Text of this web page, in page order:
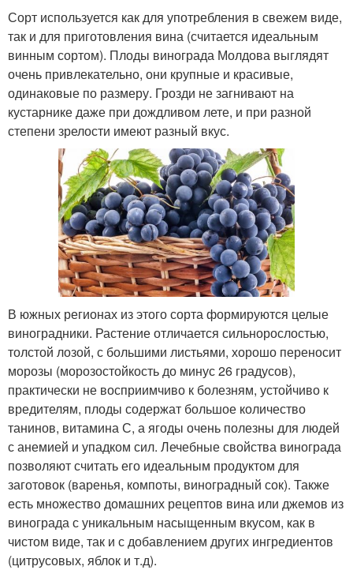
Сорт используется как для употребления в свежем виде,
так и для приготовления вина (считается идеальным
винным сортом). Плоды винограда Молдова выглядят
очень привлекательно, они крупные и красивые,
одинаковые по размеру. Грозди не загнивают на
кустарнике даже при дождливом лете, и при разной
степени зрелости имеют разный вкус.
В южных регионах из этого сорта формируются целые
виноградники. Растение отличается сильнорослостью,
толстой лозой, с большими листьями, хорошо переносит
морозы (морозостойкость до минус 26 градусов),
практически не восприимчиво к болезням, устойчиво к
вредителям, плоды содержат большое количество
танинов, витамина С, а ягоды очень полезны для людей
с анемией и упадком сил. Лечебные свойства винограда
позволяют считать его идеальным продуктом для
заготовок (варенья, компоты, виноградный сок). Также
есть множество домашних рецептов вина или джемов из
винограда с уникальным насыщенным вкусом, как в
чистом виде, так и с добавлением других ингредиентов
(цитрусовых, яблок и т.д).